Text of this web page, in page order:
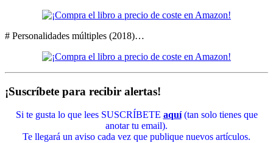
# Personalidades múltiples (2018)…
¡Suscríbete para recibir alertas!
Si te gusta lo que lees SUSCRÍBETE aquí(tan solo tienes que
anotar tu email).
Te llegará un aviso cada vez que publique nuevos artículos.